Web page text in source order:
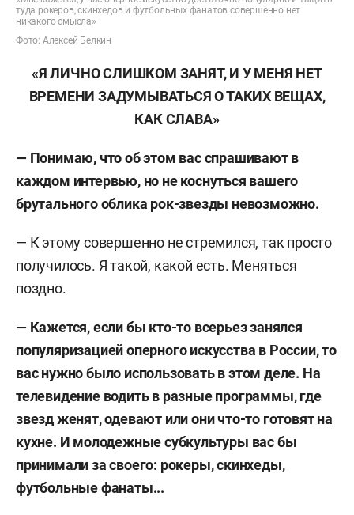
туда рокеров, скинхедов и футбольных фанатов совершенно нет
никакого смысла»
Фото: Алексей Белкин
«Я ЛИЧНО СЛИШКОМ ЗАНЯТ, И У МЕНЯ НЕТ
ВРЕМЕНИ ЗАДУМЫВАТЬСЯ О ТАКИХ ВЕЩАХ,
КАК СЛАВА»
— Понимаю, что об этом вас спрашивают в
каждом интервью, но не коснуться вашего
брутального облика рок-звезды невозможно.
— К этому совершенно не стремился, так просто
получилось. Я такой, какой есть. Меняться
поздно.
— Кажется, если бы кто-то всерьез занялся
популяризацией оперного искусства в России, то
вас нужно было использовать в этом деле. На
телевидение водить в разные программы, где
звезд женят, одевают или они что-то готовят на
кухне. И молодежные субкультуры вас бы
принимали за своего: рокеры, скинхеды,
футбольные фанаты...